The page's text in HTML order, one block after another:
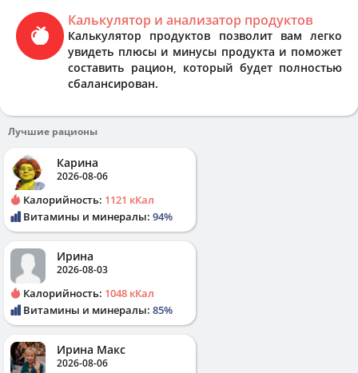
Калькулятор и анализатор продуктов
Калькулятор продуктов позволит вам легко
увидеть плюсы и минусы продукта и поможет
составить рацион, который будет полностью
сбалансирован.
Лучшие рационы
Карина
2026-08-06
Калорийность: 1121 кКал
Витамины и минералы: 94%
Ирина
2026-08-03
Калорийность: 1048 кКал
Витамины и минералы: 85%
Ирина Макс
2026-08-06